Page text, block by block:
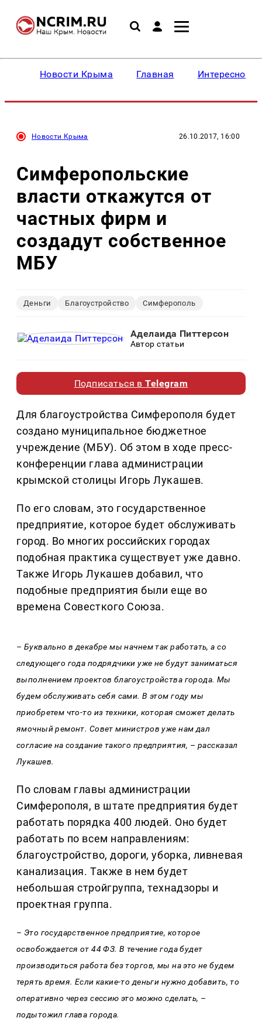
Новости Крыма Главная Интересное
Новости Крыма 26.10.2017, 16:00
Симферопольские
власти откажутся от
частных фирм и
создадут собственное
МБУ
Деньги Благоустройство Симферополь
Аделаида Питтерсон
Автор статьи
Подписаться вTelegram
Для благоустройства Симферополя будет
создано муниципальное бюджетное
учреждение (МБУ). Об этом в ходе пресс-
конференции глава администрации
крымской столицы Игорь Лукашев.
По его словам, это государственное
предприятие, которое будет обслуживать
город. Во многих российских городах
подобная практика существует уже давно.
Также Игорь Лукашев добавил, что
подобные предприятия были еще во
времена Совесткого Союза.
– Буквально в декабре мы начнем так работать, а со
следующего года подрядчики уже не будут заниматься
выполнением проектов благоустройства города. Мы
будем обслуживать себя сами. В этом году мы
приобретем что-то из техники, которая сможет делать
ямочный ремонт. Совет министров уже нам дал
согласие на создание такого предприятия, – рассказал
Лукашев.
По словам главы администрации
Симферополя, в штате предприятия будет
работать порядка 400 людей. Оно будет
работать по всем направлениям:
благоустройство, дороги, уборка, ливневая
канализация. Также в нем будет
небольшая стройгруппа, технадзоры и
проектная группа.
– Это государственное предприятие, которое
освобождается от 44 ФЗ. В течение года будет
производиться работа без торгов, мы на это не будем
терять время. Если какие-то деньги нужно добавить, то
оперативно через сессию это можно сделать, –
подытожил глава города.